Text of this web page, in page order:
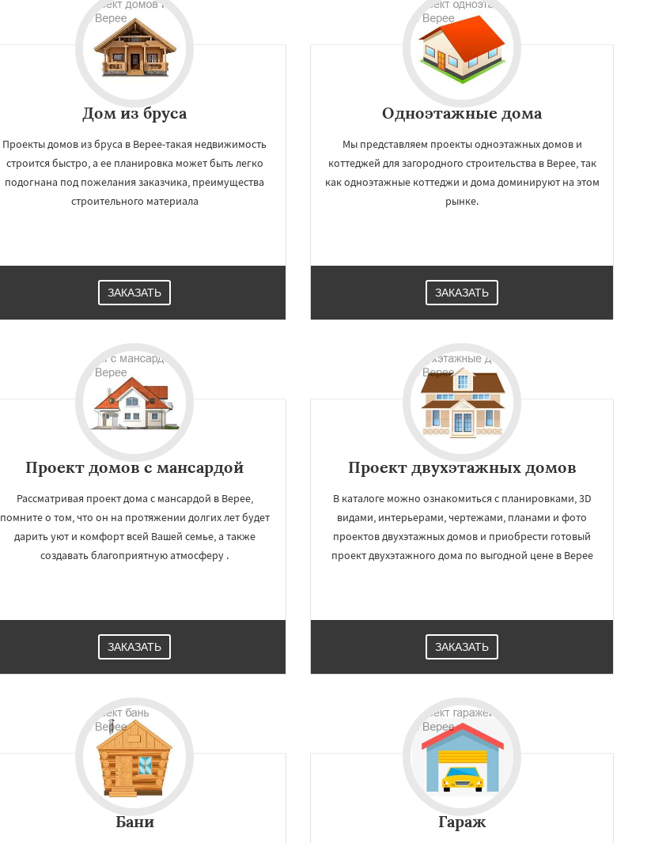
×
Дзержинск
Дом из бруса
Проекты домов из бруса в Верее-такая недвижимость
строится быстро, а ее планировка может быть легко
подогнана под пожелания заказчика, преимущества
строительного материала
ЗАКАЗАТЬ
Одноэтажные дома
Мы представляем проекты одноэтажных домов и
коттеджей для загородного строительства в Верее, так
как одноэтажные коттеджи и дома доминируют на этом
рынке.
ЗАКАЗАТЬ
Проект домов с мансардой
Рассматривая проект дома с мансардой в Верее,
помните о том, что он на протяжении долгих лет будет
дарить уют и комфорт всей Вашей семье, а также
создавать благоприятную атмосферу .
ЗАКАЗАТЬ
Проект двухэтажных домов
В каталоге можно ознакомиться с планировками, 3D
видами, интерьерами, чертежами, планами и фото
проектов двухэтажных домов и приобрести готовый
проект двухэтажного дома по выгодной цене в Верее
ЗАКАЗАТЬ
Бани Гараж
УЗНАТЬ ПОДРОБНЕЕ
Даю согласие на обработку персональных данных